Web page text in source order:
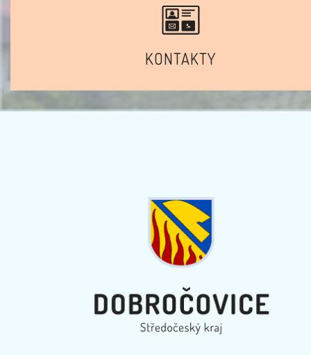
KONTAKTY